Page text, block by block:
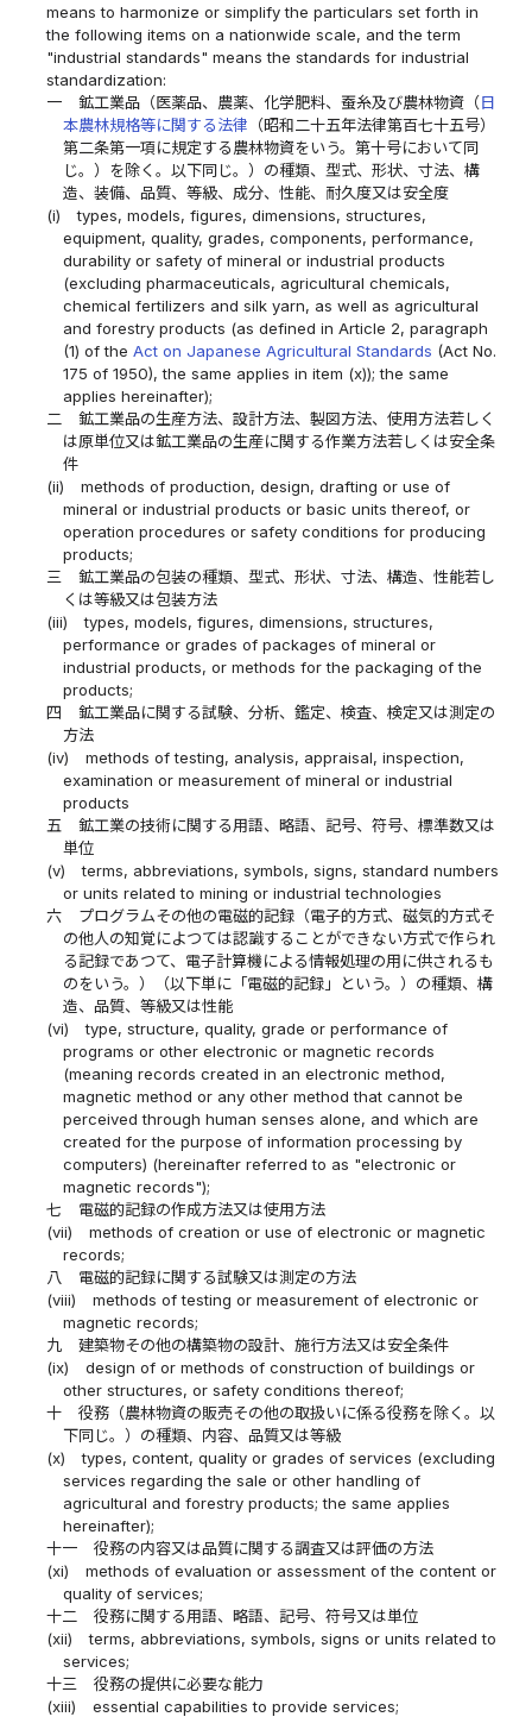
means to harmonize or simplify the particulars set forth in
the following items on a nationwide scale, and the term
"industrial standards" means the standards for industrial
standardization:
一
鉱工業品（医薬品、農薬、化学肥料、蚕糸及び農林物資（日
本農林規格等に関する法律 （昭和二十五年法律第百七十五号）
第二条第一項に規定する農林物資をいう。第十号において同
じ。）を除く。以下同じ。）の種類、型式、形状、寸法、構
造、装備、品質、等級、成分、性能、耐久度又は安全度
(i)
types, models, figures, dimensions, structures,
equipment, quality, grades, components, performance,
durability or safety of mineral or industrial products
(excluding pharmaceuticals, agricultural chemicals,
chemical fertilizers and silk yarn, as well as agricultural
and forestry products (as defined in Article 2, paragraph
(1) of the Act on Japanese Agricultural Standards (Act No.
175 of 1950), the same applies in item (x)); the same
applies hereinafter);
二
鉱工業品の生産方法、設計方法、製図方法、使用方法若しく
は原単位又は鉱工業品の生産に関する作業方法若しくは安全条
件
(ii)
methods of production, design, drafting or use of
mineral or industrial products or basic units thereof, or
operation procedures or safety conditions for producing
products;
三
鉱工業品の包装の種類、型式、形状、寸法、構造、性能若し
くは等級又は包装方法
(iii)
types, models, figures, dimensions, structures,
performance or grades of packages of mineral or
industrial products, or methods for the packaging of the
products;
四
鉱工業品に関する試験、分析、鑑定、検査、検定又は測定の
方法
(iv)
methods of testing, analysis, appraisal, inspection,
examination or measurement of mineral or industrial
products
五
鉱工業の技術に関する用語、略語、記号、符号、標準数又は
単位
(v)
terms, abbreviations, symbols, signs, standard numbers
or units related to mining or industrial technologies
六
プログラムその他の電磁的記録（電子的方式、磁気的方式そ
の他人の知覚によつては認識することができない方式で作られ
る記録であつて、電子計算機による情報処理の用に供されるも
のをいう。）（以下単に「電磁的記録」という。）の種類、構
造、品質、等級又は性能
(vi)
type, structure, quality, grade or performance of
programs or other electronic or magnetic records
(meaning records created in an electronic method,
magnetic method or any other method that cannot be
perceived through human senses alone, and which are
created for the purpose of information processing by
computers) (hereinafter referred to as "electronic or
magnetic records");
七
電磁的記録の作成方法又は使用方法
(vii)
methods of creation or use of electronic or magnetic
records;
八
電磁的記録に関する試験又は測定の方法
(viii)
methods of testing or measurement of electronic or
magnetic records;
九
建築物その他の構築物の設計、施行方法又は安全条件
(ix)
design of or methods of construction of buildings or
other structures, or safety conditions thereof;
十
役務（農林物資の販売その他の取扱いに係る役務を除く。以
下同じ。）の種類、内容、品質又は等級
(x)
types, content, quality or grades of services (excluding
services regarding the sale or other handling of
agricultural and forestry products; the same applies
hereinafter);
十一
役務の内容又は品質に関する調査又は評価の方法
(xi)
methods of evaluation or assessment of the content or
quality of services;
十二
役務に関する用語、略語、記号、符号又は単位
(xii)
terms, abbreviations, symbols, signs or units related to
services;
十三
役務の提供に必要な能力
(xiii)
essential capabilities to provide services;